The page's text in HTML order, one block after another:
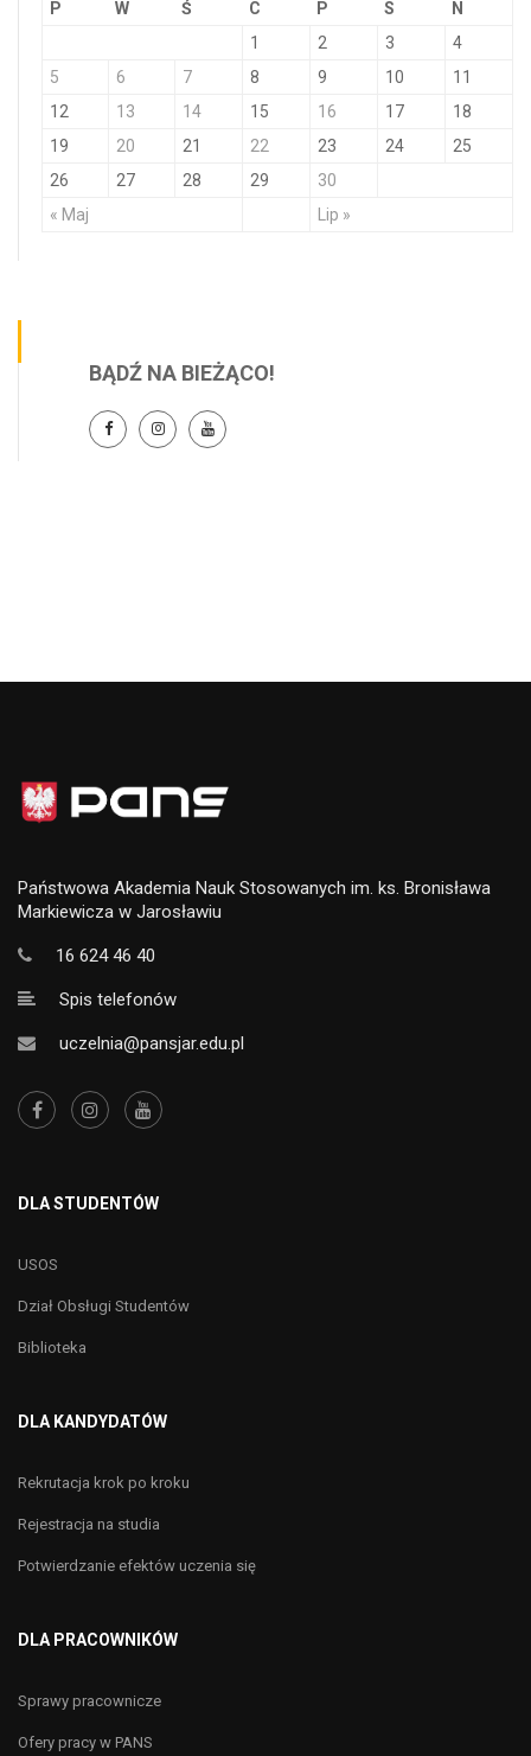
P W Ś C P S N
« Maj Lip »
1 2 3
4
5
6 7 8 9 10
11
12
13 14 15 16 17
18
19
20 21 22 23 24
25
26
27 28 29 30
BĄDŹ NA BIEŻĄCO!
Państwowa Akademia Nauk Stosowanych im. ks. Bronisława
Markiewicza w Jarosławiu
16 624 46 40
Spis telefonów
uczelnia@pansjar.edu.pl
DLA STUDENTÓW
USOS
Dział Obsługi Studentów
Biblioteka
DLA KANDYDATÓW
Rekrutacja krok po kroku
Rejestracja na studia
Potwierdzanie efektów uczenia się
DLA PRACOWNIKÓW
Sprawy pracownicze
Ofery pracy w PANS